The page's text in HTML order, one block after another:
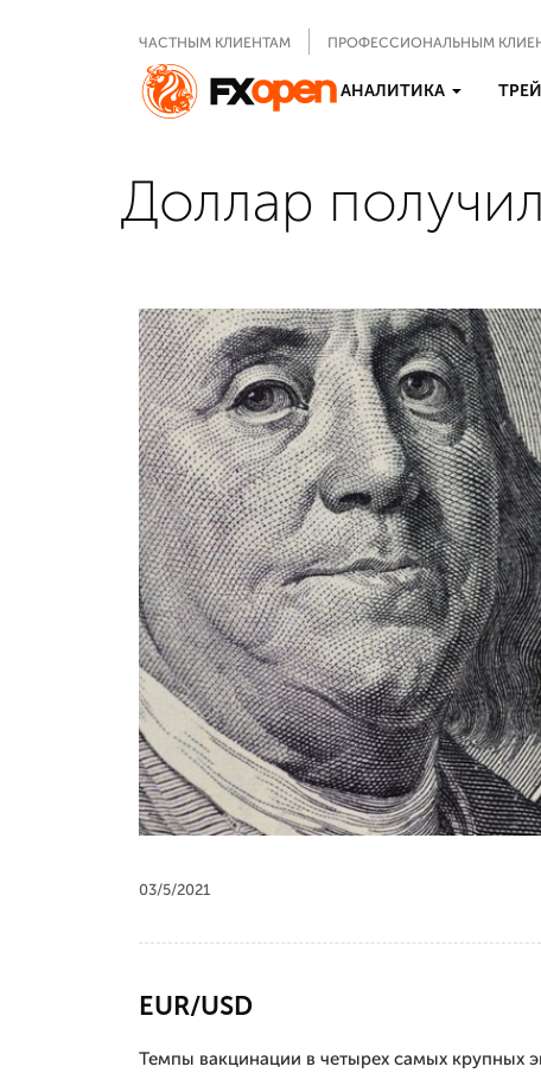
ЧАСТНЫМ КЛИЕНТАМ ПРОФЕССИОНАЛЬНЫМ
АНАЛИТИКА
Доллар
03/5/2021
EUR/USD
Темпы вакцинации в четырех самых крупных